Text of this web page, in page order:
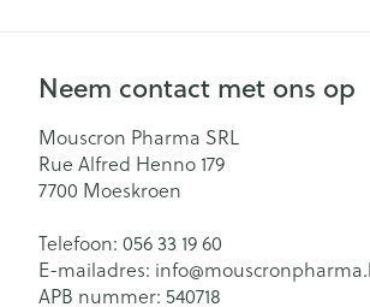
Neem contact met ons op
Mouscron Pharma SRL
Rue Alfred Henno 179
7700 Moeskroen
Telefoon: 056 33 19 60
E-mailadres: info@
APB nummer: 540718